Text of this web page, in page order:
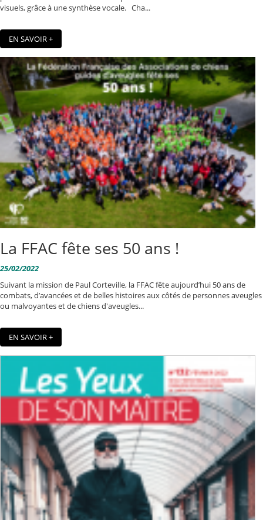
visuels, grâce à une synthèse vocale. Cha...
EN SAVOIR +
La FFAC fête ses 50 ans !
25/02/2022
Suivant la mission de Paul Corteville, la FFAC fête aujourd’hui 50 ans de
combats, d’avancées et de belles histoires aux côtés de personnes aveugles
ou malvoyantes et de chiens d'aveugles...
EN SAVOIR +